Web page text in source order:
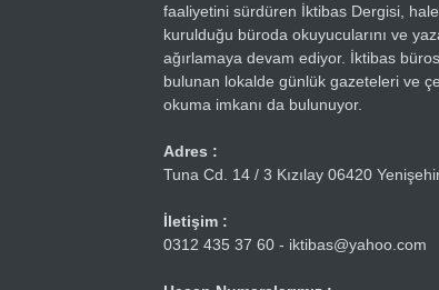
faaliyetini sürdüren İktibas Dergisi,
kurulduğu büroda okuyucularını ve
ağırlamaya devam ediyor. İktibas
bulunan lokalde günlük gazeteleri ve
okuma imkanı da bulunuyor.
Adres :
Tuna Cd. 14 / 3 Kızılay 06420
İletişim :
0312 435 37 60 - iktibas@yahoo.com